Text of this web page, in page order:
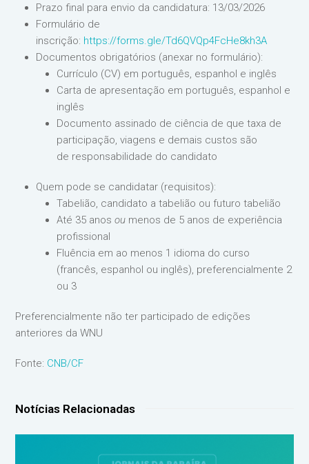
Prazo final para envio da candidatura: 13/03/2026
Formulário de
inscrição: https://forms.gle/Td6QVQp4FcHe8kh3A
Documentos obrigatórios (anexar no formulário):
Currículo (CV) em português, espanhol e inglês
Carta de apresentação em português, espanhol e
inglês
Documento assinado de ciência de que taxa de
participação, viagens e demais custos são
de responsabilidade do candidato
Quem pode se candidatar (requisitos):
Tabelião, candidato a tabelião ou futuro tabelião
Até 35 anosou menos de 5 anos de experiência
profissional
Fluência em ao menos 1 idioma do curso
(francês, espanhol ou inglês), preferencialmente 2
ou 3
Preferencialmente não ter participado de edições
anteriores da WNU
Fonte: CNB/CF
Notícias Relacionadas